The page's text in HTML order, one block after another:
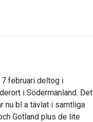
7 februari deltog i
i Södermanland. Det
nu bl a tävlat i samtliga
Gotland plus de lite